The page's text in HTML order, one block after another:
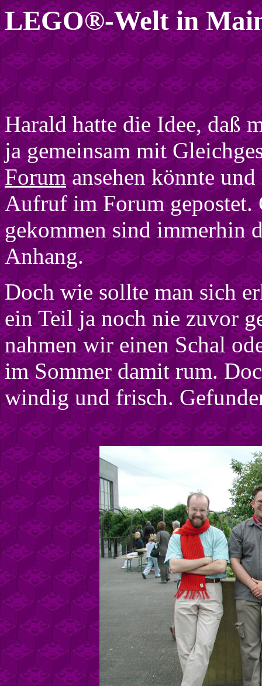
LEGO®-Welt in
Harald hatte die Idee, daß
ja gemeinsam mit
Forumansehen könnte und
Aufruf im Forum gepostet.
gekommen sind immerhin
Anhang.
Doch wie sollte man sich
ein Teil ja noch nie zuvor
nahmen wir einen Schal
im Sommer damit rum.
windig und frisch.